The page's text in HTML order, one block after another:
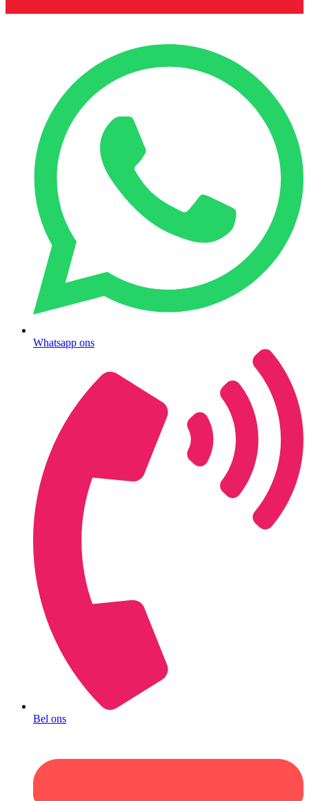
Whatsapp ons
Bel ons